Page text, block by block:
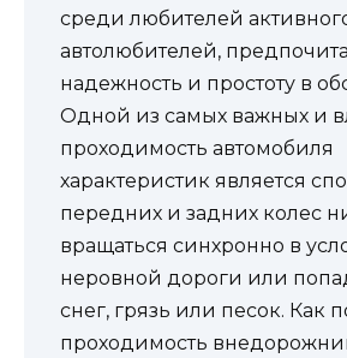
среди любителей
автолюбителей,
надежность и простоту в
Одной из самых важных и
проходимость автомобиля
характеристик является
передних и задних колес
вращаться синхронно в
неровной дороги или
снег, грязь или песок. Как
проходимость